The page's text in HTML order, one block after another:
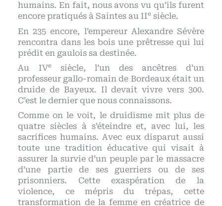
humains. En fait, nous avons vu qu’ils furent
encore pratiqués à Saintes au IIe siècle.
En 235 encore, l’empereur Alexandre Sévère
rencontra dans les bois une prêtresse qui lui
prédit en gaulois sa destinée.
Au IVesiècle, l’un des ancêtres d’un
professeur gallo-romain de Bordeaux était un
druide de Bayeux. Il devait vivre vers 300.
C’est le dernier que nous connaissons.
Comme on le voit, le druidisme mit plus de
quatre siècles à s’éteindre et, avec lui, les
sacrifices humains. Avec eux disparut aussi
toute une tradition éducative qui visait à
assurer la survie d’un peuple par le massacre
d’une partie de ses guerriers ou de ses
prisonniers. Cette exaspération de la
violence, ce mépris du trépas, cette
transformation de la femme en créatrice de